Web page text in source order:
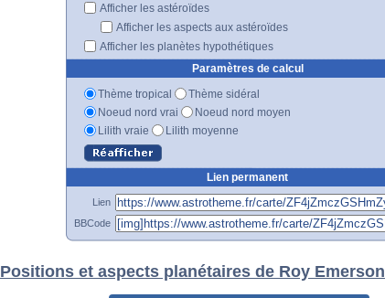
Afficher les astéroïdes
Afficher les aspects aux astéroïdes
Afficher les planètes hypothétiques
Paramètres de calcul
Thème tropical
Thème sidéral
Noeud nord vrai
Noeud nord moyen
Lilith vraie
Lilith moyenne
Lien permanent
Lien
BBCode
Positions et aspects planétaires de Roy Emerson